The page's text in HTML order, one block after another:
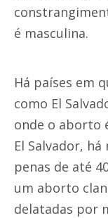
é masculina.
Há países em
como El
onde o aborto
El Salvador,
penas de até
um aborto
delatadas por